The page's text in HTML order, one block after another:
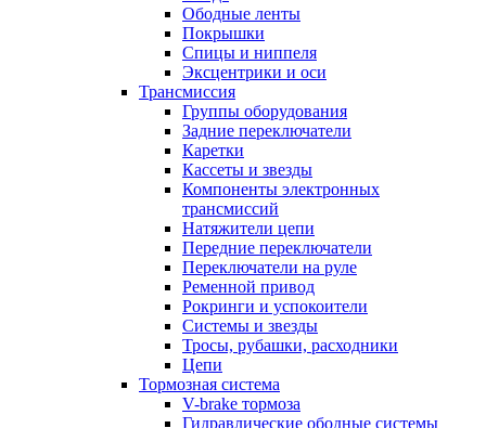
Ободные ленты
Покрышки
Спицы и ниппеля
Эксцентрики и оси
Трансмиссия
Группы оборудования
Задние переключатели
Каретки
Кассеты и звезды
Компоненты электронных
трансмиссий
Натяжители цепи
Передние переключатели
Переключатели на руле
Ременной привод
Рокринги и успокоители
Системы и звезды
Тросы, рубашки, расходники
Цепи
Тормозная система
V-brake тормоза
Гидравлические ободные системы